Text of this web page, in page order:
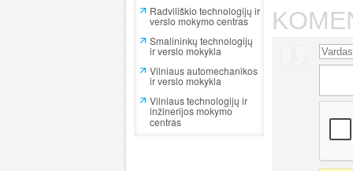
Radviliškio technologijų ir
verslo mokymo centras
Smalininkų technologijų
ir verslo mokykla
Vilniaus automechanikos
ir verslo mokykla
Vilniaus technologijų ir
inžinerijos mokymo
centras